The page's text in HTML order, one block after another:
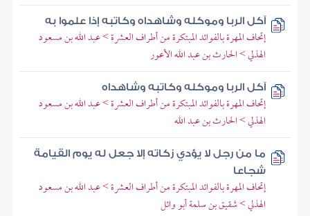
آكل الربا وموكله وشاهداه وكاتبه إذا علموا به
إتحاف المهرة بالفوائد المبتكرة من أطراف العشرة > عبد الله بن مسعود
الهذلي > الحارث بن عبد الله الأعور
آكل الربا وموكله وكاتبه وشاهداه
إتحاف المهرة بالفوائد المبتكرة من أطراف العشرة > عبد الله بن مسعود
الهذلي > الحارث بن عبد الله
ما من رجل لا يؤدي زكاته إلا جعل له يوم القيامة
شجاعا
إتحاف المهرة بالفوائد المبتكرة من أطراف العشرة > عبد الله بن مسعود
الهذلي > شقيق بن سلمة أبو وائل